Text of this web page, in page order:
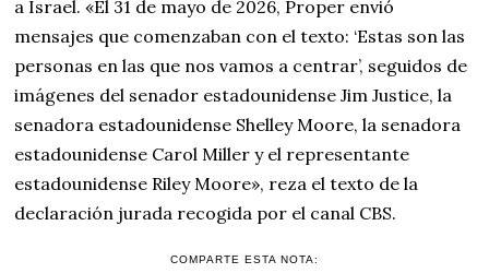
a Israel. «El 31 de mayo de 2026, Proper envió
mensajes que comenzaban con el texto: ‘Estas son las
personas en las que nos vamos a centrar’, seguidos de
imágenes del senador estadounidense Jim Justice, la
senadora estadounidense Shelley Moore, la senadora
estadounidense Carol Miller y el representante
estadounidense Riley Moore», reza el texto de la
declaración jurada recogida por el canal CBS.
COMPARTE ESTA NOTA: